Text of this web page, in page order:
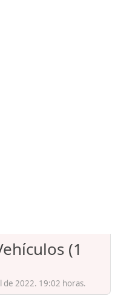
(1
de 2022. 19:02 horas.